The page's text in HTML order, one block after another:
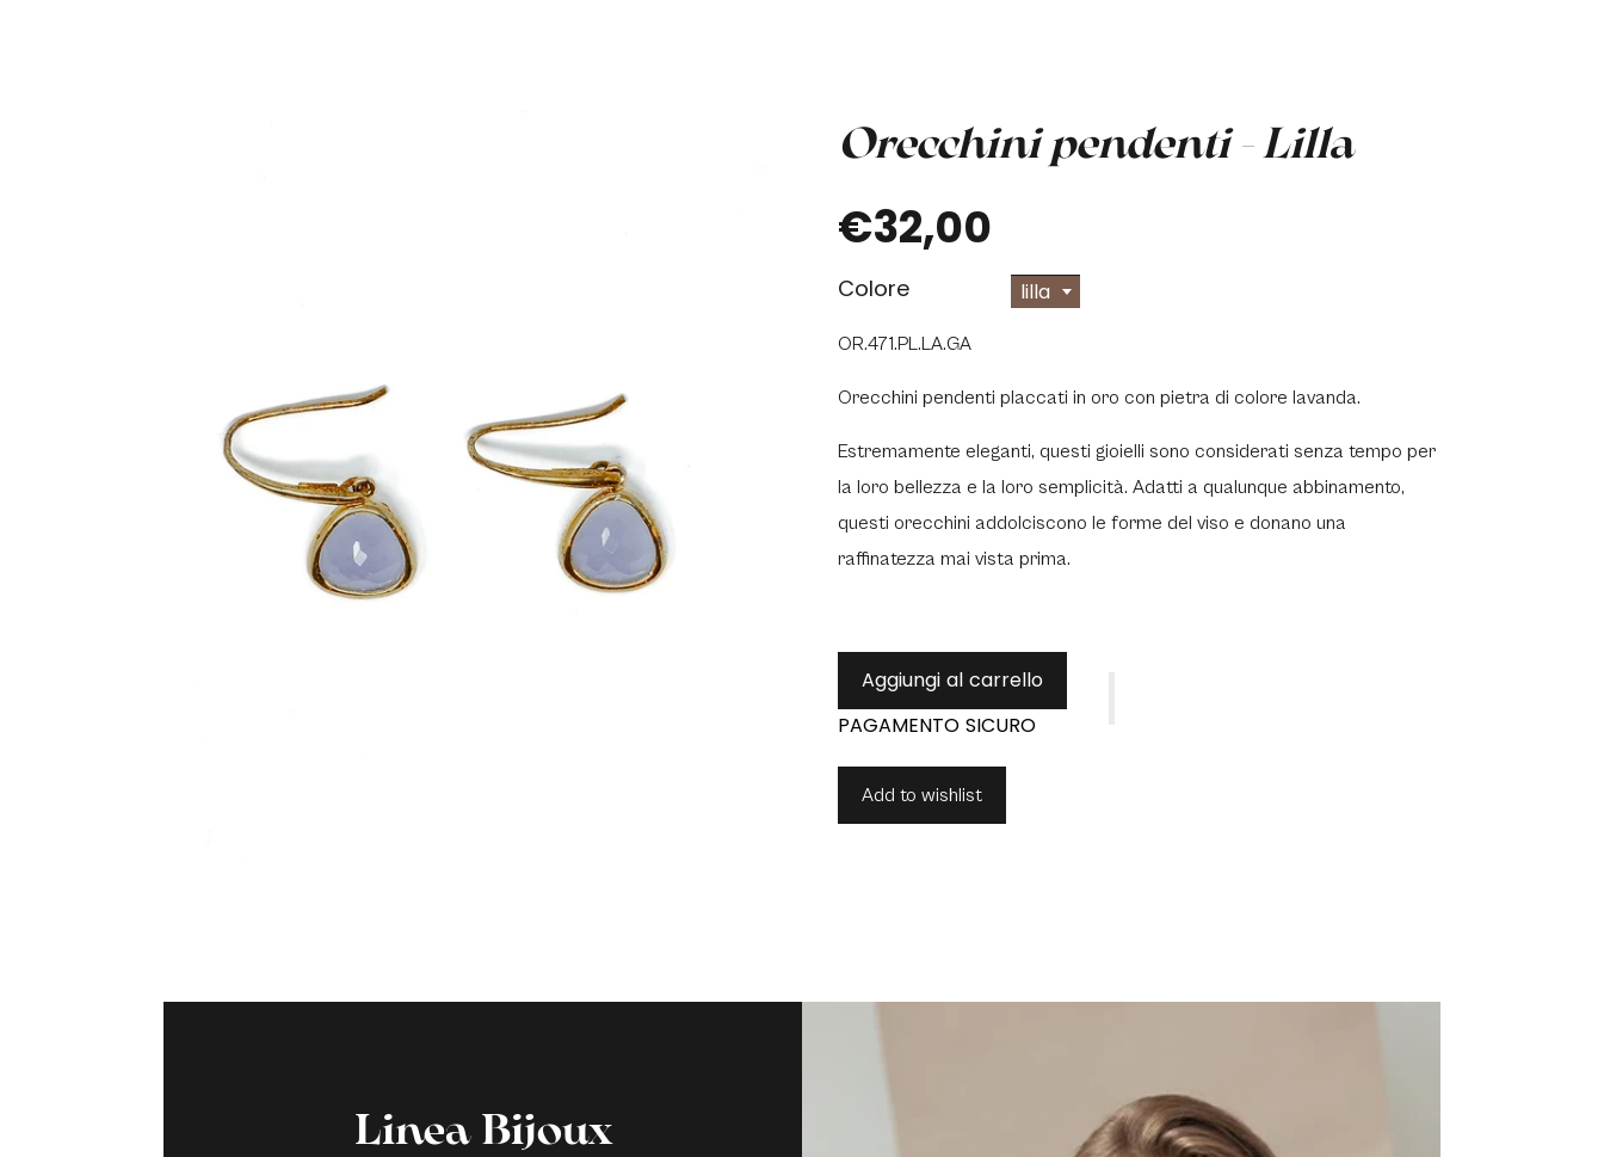
Orecchini pendenti - Lilla
€32,00
Colore lilla
OR.471.PL.LA.GA
Orecchini pendenti placcati in oro con pietra di colore lavanda.
Estremamente eleganti, questi gioielli sono considerati senza tempo per
la loro bellezza e la loro semplicità. Adatti a qualunque abbinamento,
questi orecchini addolciscono le forme del viso e donano una
raffinatezza mai vista prima.
Aggiungi al carrello
Add to wishlist
Linea Bijoux